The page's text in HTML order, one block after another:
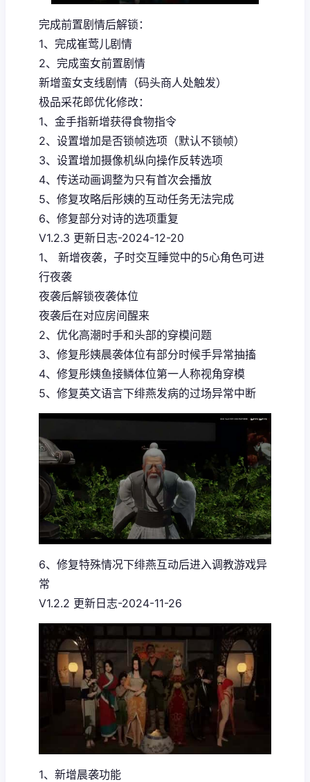
完成前置剧情后解锁：
1、完成崔莺儿剧情
2、完成蛮女前置剧情
新增蛮女支线剧情（码头商人处触发）
极品采花郎优化修改：
1、金手指新增获得食物指令
2、设置增加是否锁帧选项（默认不锁帧）
3、设置增加摄像机纵向操作反转选项
4、传送动画调整为只有首次会播放
5、修复攻略后彤姨的互动任务无法完成
6、修复部分对诗的选项重复
V1.2.3 更新日志-2024-12-20
1、 新增夜袭，子时交互睡觉中的5心角色可进
行夜袭
夜袭后解锁夜袭体位
夜袭后在对应房间醒来
2、优化高潮时手和头部的穿模问题
3、修复彤姨晨袭体位有部分时候手异常抽搐
4、修复彤姨鱼接鳞体位第一人称视角穿模
5、修复英文语言下绯燕发病的过场异常中断
6、修复特殊情况下绯燕互动后进入调教游戏异
常
V1.2.2 更新日志-2024-11-26
1、新增晨袭功能